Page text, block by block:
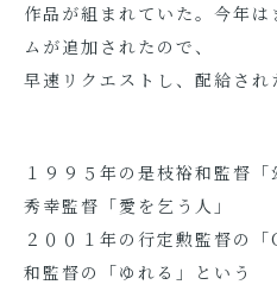
作品が組まれていた。今年
ムが追加されたので、
早速リクエストし、配給され
１９９５年の是枝裕和監督
秀幸監督「愛を乞う人」
２００１年の行定勲監督の
和監督の「ゆれる」という